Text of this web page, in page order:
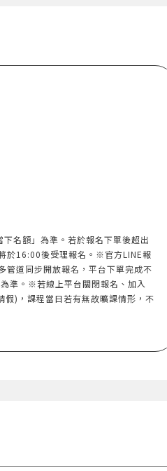
名額」為準。若於報名下單後超出
於16:00後受理報名。※官方LINE報
道同步開放報名，平台下單完成不
準。※若線上平台關閉報名、加入
)，課程當日若有無故曠課情形，不